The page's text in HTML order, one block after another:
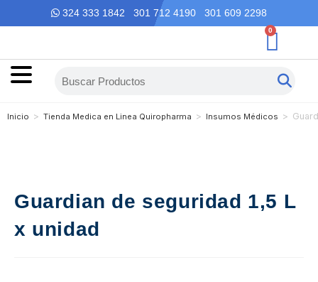
324 333 1842 301 712 4190 301 609 2298
0
Inicio > Tienda Medica en Linea Quiropharma > Insumos Médicos >
Guardian de seguridad 1,5 L
x unidad